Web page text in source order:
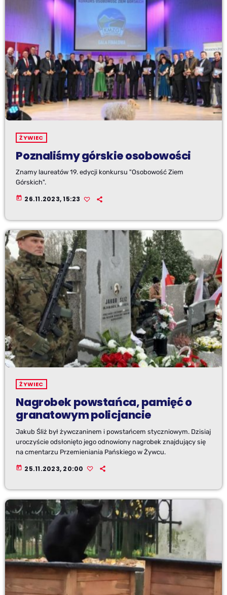
ŻYWIEC
Poznaliśmy górskie osobowości
Znamy laureatów 19. edycji konkursu "Osobowość Ziem
Górskich".
today 26.11.2023, 15:23
ŻYWIEC
Nagrobek powstańca, pamięć o
granatowym policjancie
Jakub Śliż był żywczaninem i powstańcem styczniowym. Dzisiaj
uroczyście odsłonięto jego odnowiony nagrobek znajdujący się
na cmentarzu Przemieniania Pańskiego w Żywcu.
today 25.11.2023, 20:00